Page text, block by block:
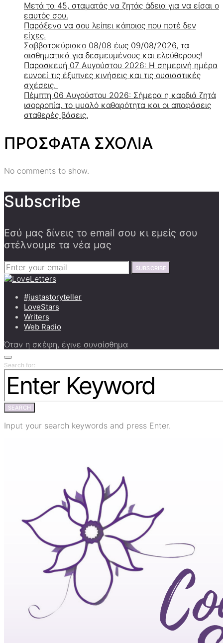
Μετά τα 45, σταματάς να ζητάς άδεια για να είσαι ο
εαυτός σου.
Παράξενο να σου λείπει κάποιος που ποτέ δεν
είχες.
Σαββατοκύριακο 08/08 έως 09/08/2026, τα
αισθηματικά για δεσμευμένους και ελεύθερους!
Παρασκευή 07 Αυγούστου 2026: Η σημερινή ημέρα
ευνοεί τις έξυπνες κινήσεις και τις ουσιαστικές
σχέσεις.
Πέμπτη 06 Αυγούστου 2026: Σήμερα η καρδιά ζητά
ισορροπία, το μυαλό καθαρότητα και οι αποφάσεις
σταθερές βάσεις.
ΠΡΟΣΦΑΤΑ ΣΧΟΛΙΑ
No comments to show.
Subscribe
Εσύ μας δίνεις το email σου κι εμείς σου
στέλνουμε τα νέα μας
SUBSCRIBE
#justastoryteller
LoveStars
Writers
Web Radio
Όταν η σκέψη, έγινε συναίσθημα
Search for:
SEARCH
Input your search keywords and press Enter.